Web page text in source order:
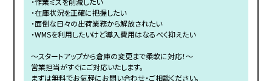
・在庫状況を正確に把握したい
・面倒な日々の出荷業務から解放されたい
・WMSを利用したいけど導入費用はなるべく抑えたい
～スタートアップから倉庫の変更まで柔軟に対応！～
営業担当がすぐにご対応いたします。
まずは無料でお気軽にお問い合わせ・ご相談ください。